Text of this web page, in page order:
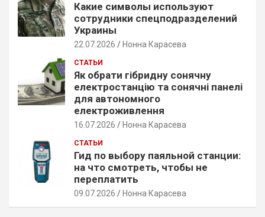
Какие символы используют
сотрудники спецподразделений
Украины
22.07.2026 Нонна Карасева
СТАТЬИ
Як обрати гібридну сонячну
електростанцію та сонячні панелі
для автономного
електроживлення
16.07.2026 Нонна Карасева
СТАТЬИ
Гид по выбору паяльной станции:
на что смотреть, чтобы не
переплатить
09.07.2026 Нонна Карасева